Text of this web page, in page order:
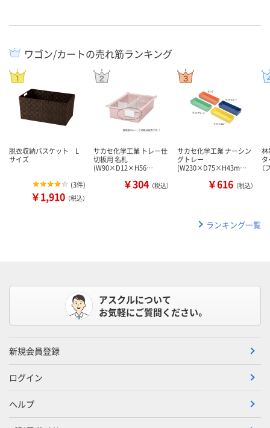
ワゴン/カートの売れ筋ランキング
脱衣収納バスケット L
サイズ
(3件)
￥1,910 （税込）
サカセ化学工業 トレー仕
切板用 名札
(W90×D12×H56…
￥304 （税込）
サカセ化学工業 ナーシン
グトレー
(W230×D75×H43m…
￥616 （税込）
林
ランキング一覧
アスクルについて
お気軽にご質問ください。
新規会員登録
ログイン
ヘルプ